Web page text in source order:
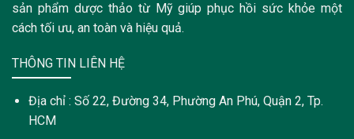
sản phẩm dược thảo từ Mỹ giúp phục hồi sức khỏe một
cách tối ưu, an toàn và hiệu quả.
THÔNG TIN LIÊN HỆ
Địa chỉ : Số 22, Đường 34, Phường An Phú, Quận 2, Tp.
HCM